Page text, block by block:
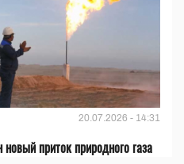
20.07.2026 - 14:31
приток природного газа